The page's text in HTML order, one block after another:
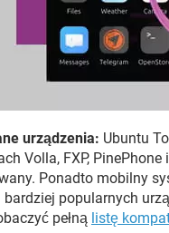
urządzenia: Ubuntu
Volla, FXP,
Ponadto mobilny
bardziej popularnych
pełną listę